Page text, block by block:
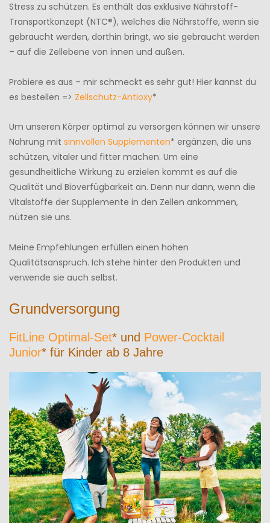
Stress zu schützen. Es enthält das exklusive Nährstoff-
Transportkonzept (NTC®), welches die Nährstoffe, wenn sie
gebraucht werden, dorthin bringt, wo sie gebraucht werden
– auf die Zellebene von innen und außen.
Probiere es aus – mir schmeckt es sehr gut! Hier kannst du
es bestellen => Zellschutz-Antioxy*
Um unseren Körper optimal zu versorgen können wir unsere
Nahrung mit sinnvollen Supplementen* ergänzen, die uns
schützen, vitaler und fitter machen. Um eine
gesundheitliche Wirkung zu erzielen kommt es auf die
Qualität und Bioverfügbarkeit an. Denn nur dann, wenn die
Vitalstoffe der Supplemente in den Zellen ankommen,
nützen sie uns.
Meine Empfehlungen erfüllen einen hohen
Qualitätsanspruch. Ich stehe hinter den Produkten und
verwende sie auch selbst.
Grundversorgung
FitLine Optimal-Set* und Power-Cocktail
Junior* für Kinder ab 8 Jahre